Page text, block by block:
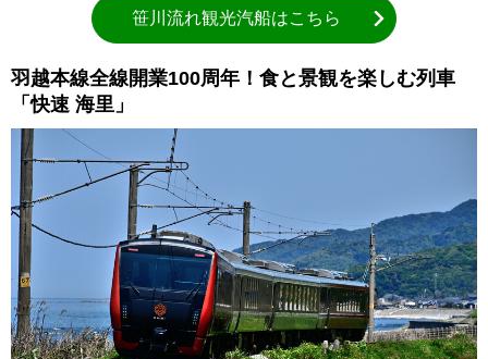
笹川流れ観光汽船はこちら
羽越本線全線開業100周年！食と景観を楽しむ列車
「快速 海里」